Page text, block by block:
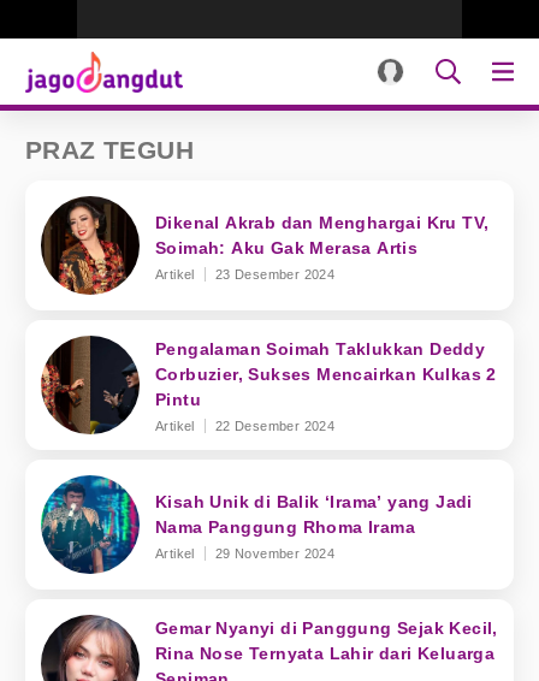
PRAZ TEGUH
Dikenal Akrab dan Menghargai Kru TV,
Soimah: Aku Gak Merasa Artis
Artikel 23 Desember 2024
Pengalaman Soimah Taklukkan Deddy
Corbuzier, Sukses Mencairkan Kulkas 2
Pintu
Artikel 22 Desember 2024
Kisah Unik di Balik ‘Irama’ yang Jadi
Nama Panggung Rhoma Irama
Artikel 29 November 2024
Gemar Nyanyi di Panggung Sejak Kecil,
Rina Nose Ternyata Lahir dari Keluarga